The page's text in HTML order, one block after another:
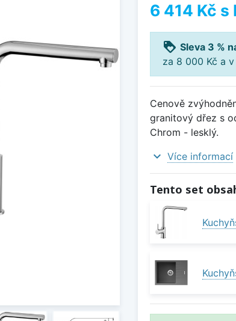
6 414 Kč s
loyalty Sleva 3 %
za 8 000 Kč a
Cenově
granitový dřez s
Chrom - lesklý.
expand_more Více informací
Tento set